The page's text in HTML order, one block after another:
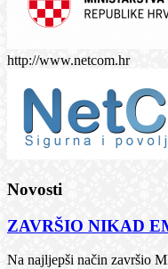
http://www.netcom.hr
Novosti
ZAVRŠIO NIKAD
Na najljepši način završio